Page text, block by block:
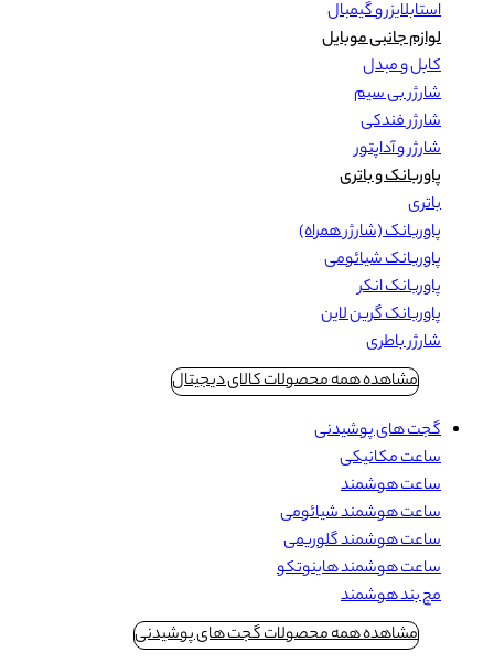
استابلایزر و گیمبال
لوازم جانبی موبایل
کابل و مبدل
شارژر بی سیم
شارژر فندکی
شارژر و آداپتور
پاوربانک و باتری
باتری
پاوربانک (شارژر همراه)
پاوربانک شیائومی
پاوربانک انکر
پاوربانک گرین لاین
شارژر باطری
مشاهده همه محصولات کالای دیجیتال
گجت های پوشیدنی
ساعت مکانیکی
ساعت هوشمند
ساعت هوشمند شیائومی
ساعت هوشمند گلوریمی
ساعت هوشمند هاینوتکو
مچ بند هوشمند
مشاهده همه محصولات گجت های پوشیدنی